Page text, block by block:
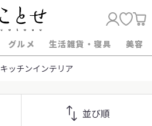
グルメ 生活雑貨・寝具 美容
キッチンインテリア
並び順